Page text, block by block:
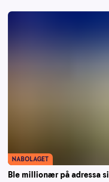
Ble millionær på adressa si
NABOLAGET